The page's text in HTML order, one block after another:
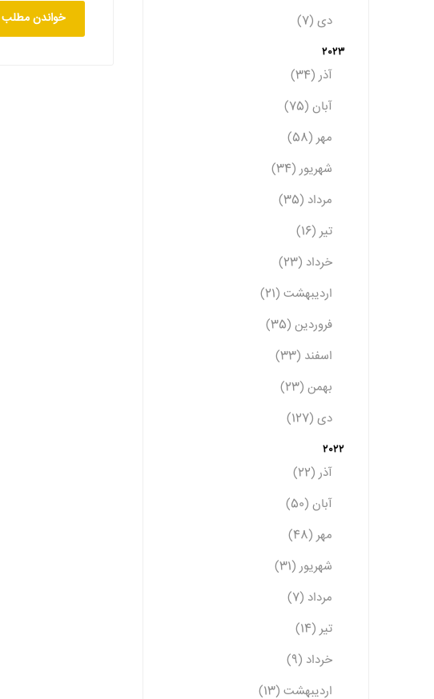
خواندن مطلب
دی (7)
2023
آذر (34)
آبان (75)
مهر (58)
شهریور (34)
مرداد (35)
تیر (16)
خرداد (23)
اردیبهشت (21)
فروردین (35)
اسفند (33)
بهمن (23)
دی (127)
2022
آذر (22)
آبان (50)
مهر (48)
شهریور (31)
مرداد (7)
تیر (14)
خرداد (9)
اردیبهشت (13)